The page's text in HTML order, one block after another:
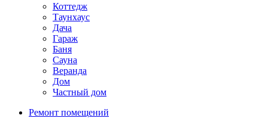
Коттедж
Таунхаус
Дача
Гараж
Баня
Сауна
Веранда
Дом
Частный дом
Ремонт помещений